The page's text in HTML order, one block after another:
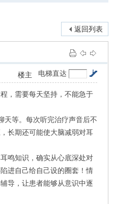
返回列表
电梯直达
楼主
，需要每天坚持，不能急于
天等。每次听完治疗声音后不
长期还可能使大脑减弱对耳
鸣知识，确实从心底深处对
进自己给自己设的圈套！情
导，让患者能够从意识中逐